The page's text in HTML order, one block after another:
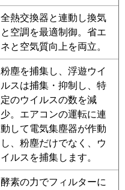
全熱交換器と連動し換気
と空調を最適制御。省エ
ネと空気質向上を両立。
粉塵を捕集し、浮遊ウイ
ルスは捕集・抑制し、特
定のウイルスの数を減
少。エアコンの運転に連
動して電気集塵器が作動
し、粉塵だけでなく、ウ
イルスを捕集します。
酵素の力でフィルターに